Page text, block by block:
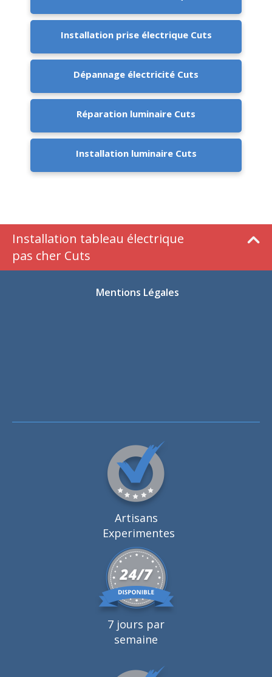
Installation prise électrique Cuts
Dépannage électricité Cuts
Réparation luminaire Cuts
Installation luminaire Cuts
Installation tableau électrique
pas cher Cuts
Mentions Légales
Artisans
Experimentes
7 jours par
semaine